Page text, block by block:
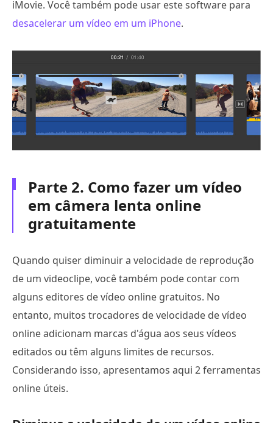
iMovie. Você também pode usar este software para
desacelerar um vídeo em um iPhone.
Parte 2. Como fazer um vídeo
em câmera lenta online
gratuitamente
Quando quiser diminuir a velocidade de reprodução
de um videoclipe, você também pode contar com
alguns editores de vídeo online gratuitos. No
entanto, muitos trocadores de velocidade de vídeo
online adicionam marcas d'água aos seus vídeos
editados ou têm alguns limites de recursos.
Considerando isso, apresentamos aqui 2 ferramentas
online úteis.